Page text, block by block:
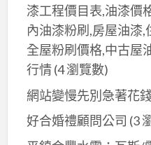
漆工程價目表,油漆價
內油漆粉刷,房屋油漆
全屋粉刷價格,中古屋
行情(4 瀏覽數)
網站變慢先別急著花
好合婚禮顧問公司 (3